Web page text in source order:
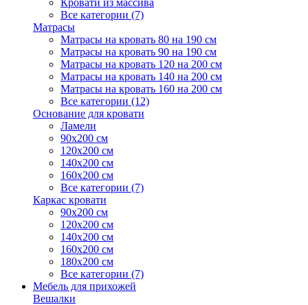
Кровати из массива
Все категории (7)
Матрасы
Матрасы на кровать 80 на 190 см
Матрасы на кровать 90 на 190 см
Матрасы на кровать 120 на 200 см
Матрасы на кровать 140 на 200 см
Матрасы на кровать 160 на 200 см
Все категории (12)
Основание для кровати
Ламели
90х200 см
120х200 см
140х200 см
160х200 см
Все категории (7)
Каркас кровати
90х200 см
120х200 см
140х200 см
160х200 см
180х200 см
Все категории (7)
Мебель для прихожей
Вешалки